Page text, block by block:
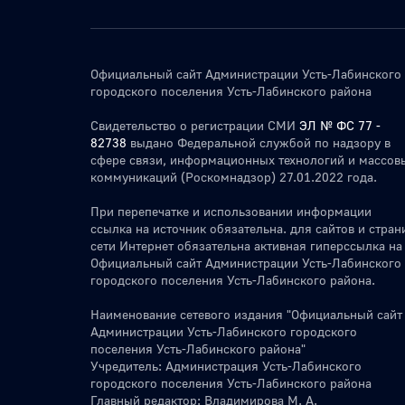
Официальный сайт Администрации Усть-Лабинского
городского поселения Усть-Лабинского района
Свидетельство о регистрации СМИ ЭЛ № ФС 77 -
82738 выдано Федеральной службой по надзору в
сфере связи, информационных технологий и
коммуникаций (Роскомнадзор) 27.01.2022 года.
При перепечатке и использовании информации
ссылка на источник обязательна. для сайтов и
сети Интернет обязательна активная гиперссылка на
Официальный сайт Администрации Усть-Лабинского
городского поселения Усть-Лабинского района.
Наименование сетевого издания "Официальный сайт
Администрации Усть-Лабинского городского
поселения Усть-Лабинского района"
Учредитель: Администрация Усть-Лабинского
городского поселения Усть-Лабинского района
Главный редактор: Владимирова М. А.